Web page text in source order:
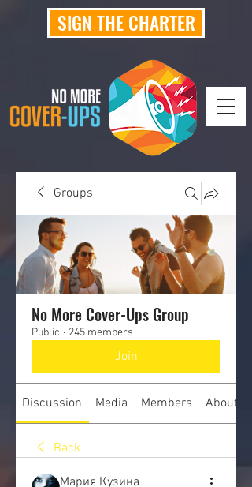
SIGN THE CHARTER
Groups
No More Cover-Ups Group
Public · 245 members
Join
Discussion Media Members About
Back
Мария Кузина